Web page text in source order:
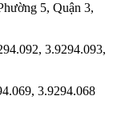
5, Quận 3,
3.9294.093,
3.9294.068